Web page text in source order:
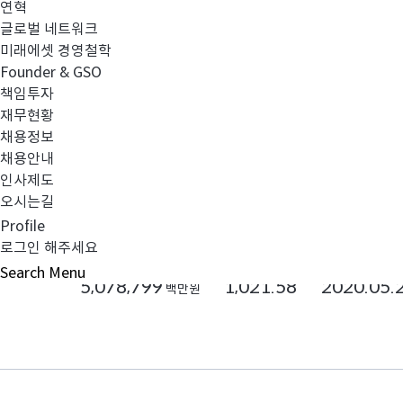
연혁
글로벌 네트워크
미래에셋 경영철학
Founder & GSO
책임투자
재무현황
채용정보
채용안내
인사제도
오시는길
Profile
로그인 해주세요
Search Menu
비교하기 관심담기
5,078,799 백만원 1,021.58